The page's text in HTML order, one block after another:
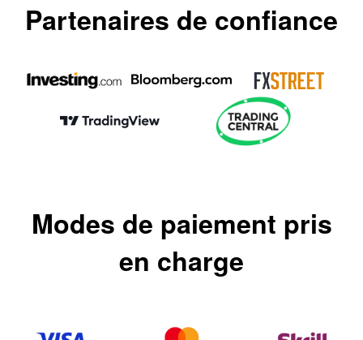
Partenaires de confiance
Modes de paiement pris
en charge